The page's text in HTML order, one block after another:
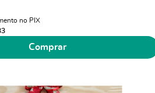
no PIX
Comprar